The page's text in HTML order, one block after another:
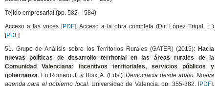
Tejido empresarial (pp. 582 – 584)
Acceso a las voces [PDF]. Acceso a la obra completa (Dir. López Trigal, L.)
[PDF]
51. Grupo de Análisis sobre los Territorios Rurales (GATER) (2015): Hacia
nuevas políticas de desarrollo territorial en las áreas rurales de la
Comunidad Valenciana: incentivos territoriales, servicios públicos y
gobernanza. En Romero J., y Boix, A. (Eds.):Democracia desde abajo. Nueva
agenda para el gobierno local. Universidad de Valencia, pp. 355-382. [PDF].